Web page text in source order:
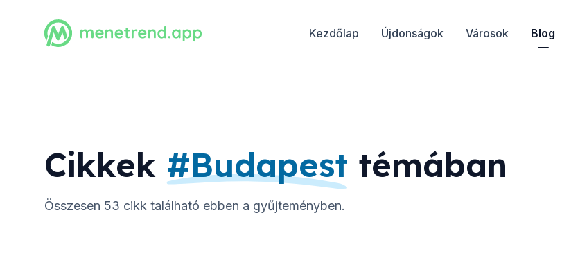
Kezdőlap Újdonságok Városok Blog
Cikkek #Budapest témában
Összesen 53 cikk található ebben a gyűjteményben.